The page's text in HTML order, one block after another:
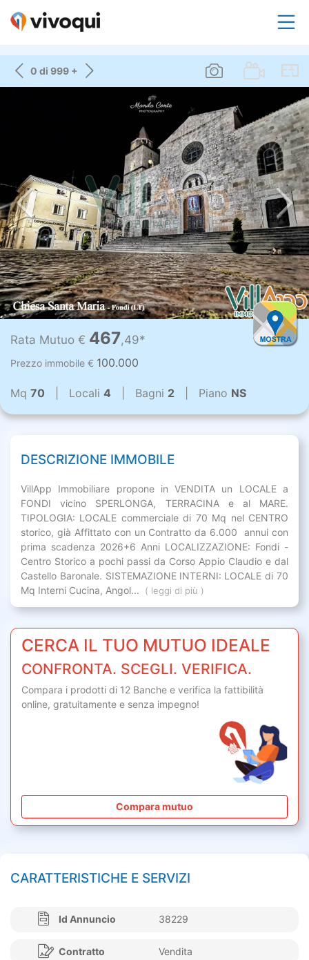
0 di 999 +
Rata Mutuo € 467,49*
Prezzo immobile € 100.000
Mq 70 | Locali 4 | Bagni 2 | Piano NS
DESCRIZIONE IMMOBILE
VillApp Immobiliare propone in VENDITA un LOCALE a
FONDI vicino SPERLONGA, TERRACINA e al MARE.
TIPOLOGIA: LOCALE commerciale di 70 Mq nel CENTRO
storico, già Affittato con un Contratto da 6.000  annui con
prima scadenza 2026+6 Anni LOCALIZZAZIONE: Fondi -
Centro Storico a pochi passi da Corso Appio Claudio e dal
Castello Baronale. SISTEMAZIONE INTERNI: LOCALE di 70
Mq Interni Cucina, Angol...
( leggi di più )
CERCA IL TUO MUTUO IDEALE
CONFRONTA. SCEGLI. VERIFICA.
Compara i prodotti di 12 Banche e verifica la fattibilità
online, gratuitamente e senza impegno!
Compara mutuo
CARATTERISTICHE E SERVIZI
Id Annuncio 38229
Contratto Vendita